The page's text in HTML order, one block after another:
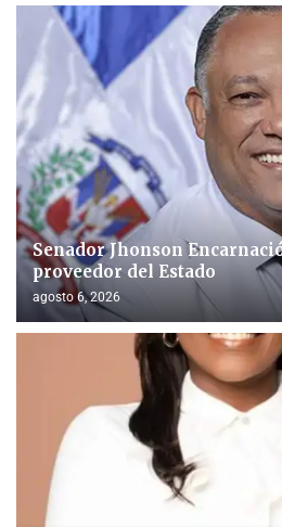
Senador Jhonson
proveedor del Estado
agosto 6, 2026